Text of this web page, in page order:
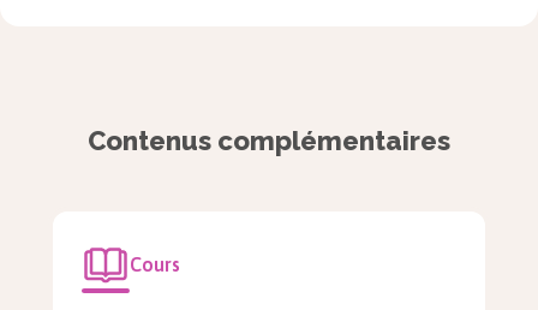
l’ampleur de la volonté exterminatrice
Dévastés, beaucoup de Juifs d’Europe
Contenus complémentaires
Cours